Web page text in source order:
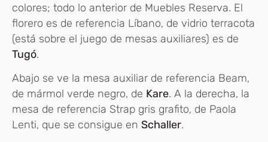
colores; todo lo anterior de Muebles Reserva. El
florero es de referencia Líbano, de vidrio terracota
(está sobre el juego de mesas auxiliares) es de
Tugó.
Abajo se ve la mesa auxiliar de referencia Beam,
de mármol verde negro, de Kare. A la derecha, la
mesa de referencia Strap gris grafito, de Paola
Lenti, que se consigue en Schaller.